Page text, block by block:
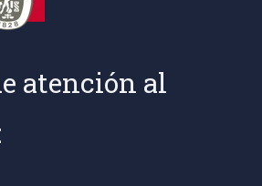
atención al